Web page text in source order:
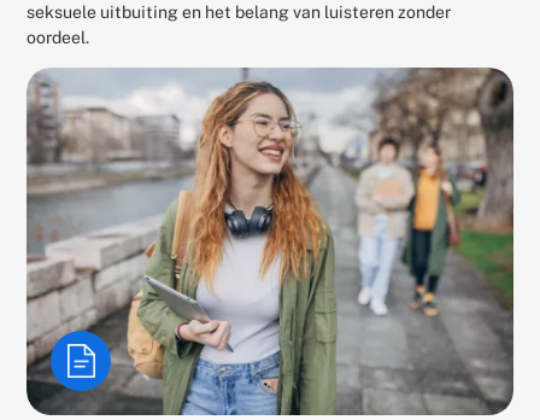
seksuele uitbuiting en het belang van luisteren zonder
oordeel.